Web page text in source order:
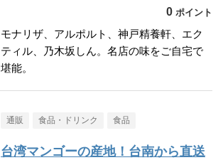
0 ポイント
モナリザ、アルポルト、神戸精養軒、エク
ティル、乃木坂しん。名店の味をご自宅で
堪能。
通販 食品・ドリンク 食品
台湾マンゴーの産地！台南から直送